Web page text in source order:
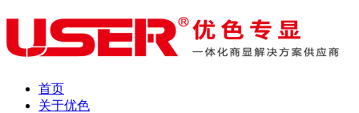
首页
关于优色